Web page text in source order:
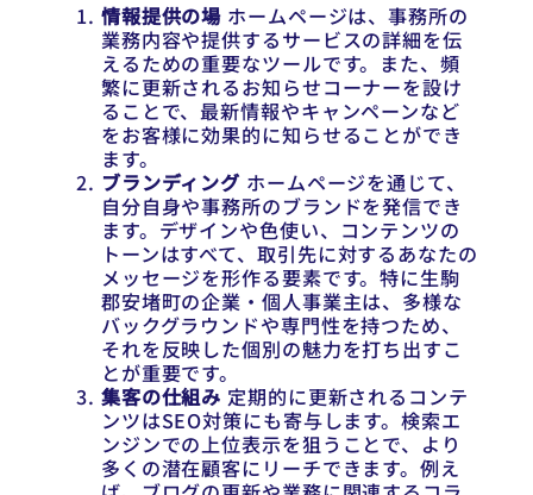
情報提供の場 ホームページは、事務所の
業務内容や提供するサービスの詳細を伝
えるための重要なツールです。また、頻
繁に更新されるお知らせコーナーを設け
ることで、最新情報やキャンペーンなど
をお客様に効果的に知らせることができ
ます。
ブランディング ホームページを通じて、
自分自身や事務所のブランドを発信でき
ます。デザインや色使い、コンテンツの
トーンはすべて、取引先に対するあなたの
メッセージを形作る要素です。特に生駒
郡安堵町の企業・個人事業主は、多様な
バックグラウンドや専門性を持つため、
それを反映した個別の魅力を打ち出すこ
とが重要です。
集客の仕組み 定期的に更新されるコンテ
ンツはSEO対策にも寄与します。検索エ
ンジンでの上位表示を狙うことで、より
多くの潜在顧客にリーチできます。例え